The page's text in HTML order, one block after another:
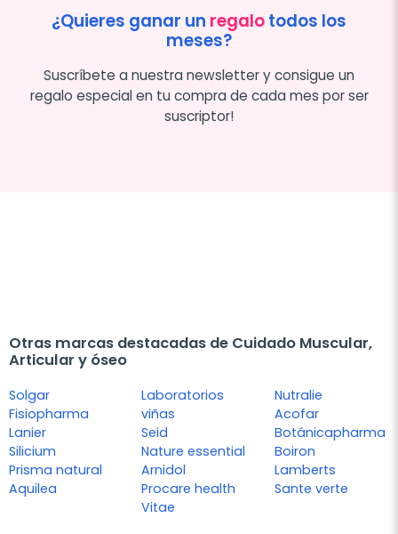
¿Quieres ganar un regalotodos los
meses?
Suscríbete a nuestra newsletter y consigue un
regalo especial en tu compra de cada mes por ser
suscriptor!
Otras marcas destacadas de Cuidado Muscular,
Articular y óseo
Solgar
Fisiopharma
Lanier
Silicium
Prisma natural
Aquilea
Laboratorios
viñas
Seid
Nature essential
Arnidol
Procare health
Vitae
Nutralie
Acofar
Botánicapharma
Boiron
Lamberts
Sante verte